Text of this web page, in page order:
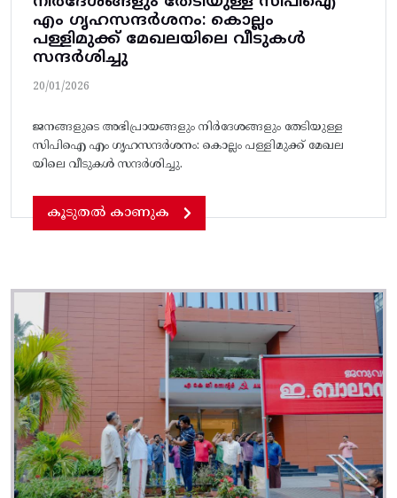
എം ഗൃഹസന്ദർശനം: കൊല്ലം
പള്ളിമുക്ക് മേഖലയിലെ വീടുകൾ
സന്ദർശിച്ചു
20/01/2026
ജനങ്ങളുടെ അഭിപ്രായങ്ങളും നിർദേശങ്ങളും തേടിയുള്ള
സിപിഐ എം ഗൃഹസന്ദർശനം: കൊല്ലം പള്ളിമുക്ക് മേഖല
യിലെ വീടുകൾ സന്ദർശിച്ചു.
കൂടുതൽ കാണുക